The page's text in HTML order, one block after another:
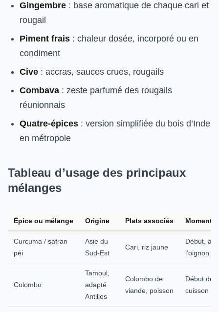
Gingembre : base aromatique de chaque cari et
rougail
Piment frais : chaleur dosée, incorporé ou en
condiment
Cive : accras, sauces crues, rougails
Combava : zeste parfumé des rougails
réunionnais
Quatre-épices : version simplifiée du bois d’Inde
en métropole
Tableau d’usage des principaux
mélanges
Épice ou mélange Origine Plats associés Moment
Curcuma / safran
péi
Asie du
Sud-Est
Cari, riz jaune
Début,
l’oignon
Colombo
Tamoul,
adapté
Antilles
Colombo de
viande, poisson
Début de
cuisson